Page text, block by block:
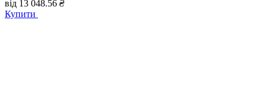
від 13 048.56 ₴
Купити